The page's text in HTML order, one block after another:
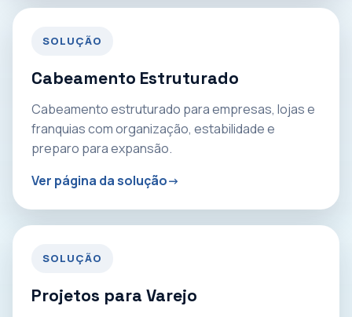
SOLUÇÃO
Cabeamento Estruturado
Cabeamento estruturado para empresas, lojas e
franquias com organização, estabilidade e
preparo para expansão.
Ver página da solução
SOLUÇÃO
Projetos para Varejo